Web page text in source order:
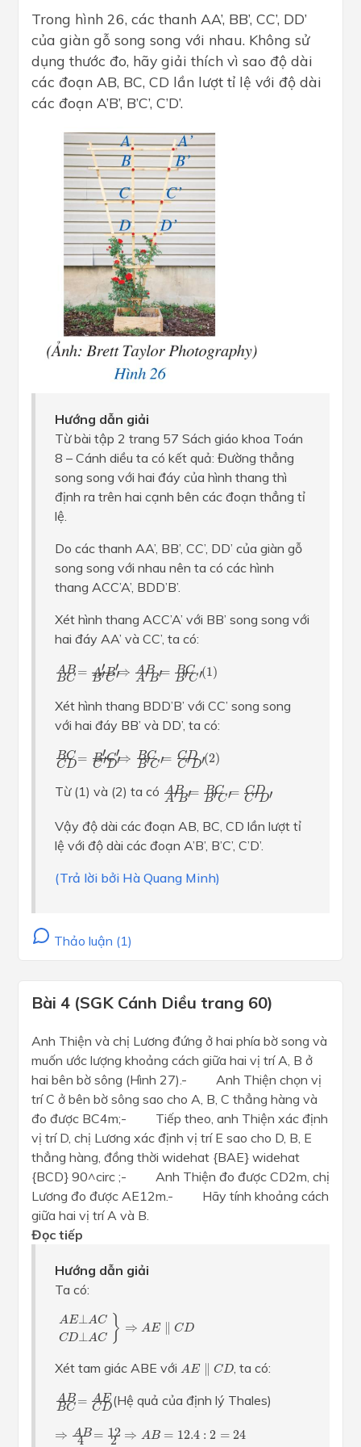
Trong hình 26, các thanh AA’, BB’, CC’, DD’
của giàn gỗ song song với nhau. Không sử
dụng thước đo, hãy giải thích vì sao độ dài
các đoạn AB, BC, CD lần lượt tỉ lệ với độ dài
các đoạn A’B’, B’C’, C’D’.
Hướng dẫn giải
Từ bài tập 2 trang 57 Sách giáo khoa Toán
8 – Cánh diều ta có kết quả: Đường thẳng
song song với hai đáy của hình thang thì
định ra trên hai cạnh bên các đoạn thẳng tỉ
lệ.
Do các thanh AA’, BB’, CC’, DD’ của giàn gỗ
song song với nhau nên ta có các hình
thang ACC’A’, BDD’B’.
Xét hình thang ACC’A’ với BB’ song song với
hai đáy AA’ và CC’, ta có:
AB
BC = A′B′
B′C′⇒ AB
A′B′= BC
B′C′(1)
A BB =A′B C ′⇒ A′B = B
Xét hình thang BDD’B’ với CC’ song song
với hai đáy BB’ và DD’, ta có:
BC
CD= B′C′
C′D′⇒ BC
B′C′= CD
C′D′(2)
BCC =B ′C D′⇒ B′C = C
Từ (1) và (2) ta có AB
A′B′= BC
B′C′= CD
C′D′
A BA =BC C′=C
Vậy độ dài các đoạn AB, BC, CD lần lượt tỉ
lệ với độ dài các đoạn A’B’, B’C’, C’D’.
(Trả lời bởi Hà Quang Minh)
Thảo luận (1)
Bài 4 (SGK Cánh Diều trang 60)
Anh Thiện và chị Lương đứng ở hai phía bờ song và
muốn ước lượng khoảng cách giữa hai vị trí A, B ở
hai bên bờ sông (Hình 27).- Anh Thiện chọn vị
trí C ở bên bờ sông sao cho A, B, C thẳng hàng và
đo được BC4m;- Tiếp theo, anh Thiện xác định
vị trí D, chị Lương xác định vị trí E sao cho D, B, E
thẳng hàng, đồng thời widehat {BAE} widehat
{BCD} 90^circ ;- Anh Thiện đo được CD2m, chị
Lương đo được AE12m.- Hãy tính khoảng cách
giữa hai vị trí A và B.
Đọc tiếp
Hướng dẫn giải
Ta có:
AE⊥AC
CD⊥AC } ⇒ AE CD
E⊥ CC D
Xét tam giác ABE với A E CD
A E∥ C D , ta có:
AB
BC = AE
CD
A BB =AEC D
(Hệ quả của định lý Thales)
⇒ AB
4 = 12
2 ⇒ AB = 12.4 : 2 = 24
B 4 122 B = 12.4: 2 24